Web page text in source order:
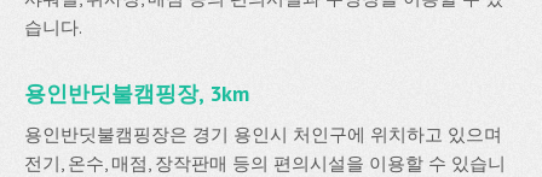
습니다.
용인반딧불캠핑장, 3km
용인반딧불캠핑장은 경기 용인시 처인구에 위치하고 있으며
전기, 온수, 매점, 장작판매 등의 편의시설을 이용할 수 있습니